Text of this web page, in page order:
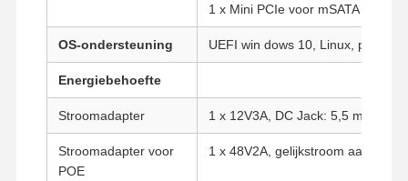
Over Ons Fabrieksreis
1 x Mini PCIe voor mSATA SSD
OS-ondersteuning UEFI win dows 10, Linux,
Energiebehoefte
Stroomadapter 1 x 12V3A, DC Jack: 5,5 mm/2,5
Stroomadapter voor
POE
1 x 48V2A, gelijkstroom